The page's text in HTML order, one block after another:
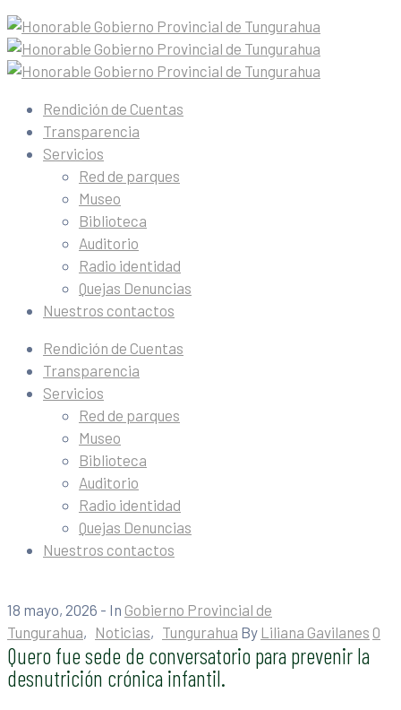
Rendición de Cuentas
Transparencia
Servicios
Red de parques
Museo
Biblioteca
Auditorio
Radio identidad
Quejas Denuncias
Nuestros contactos
Rendición de Cuentas
Transparencia
Servicios
Red de parques
Museo
Biblioteca
Auditorio
Radio identidad
Quejas Denuncias
Nuestros contactos
18 mayo, 2026 - In Gobierno Provincial de
Tungurahua‚ Noticias‚ Tungurahua By Liliana Gavilanes 0
Quero fue sede de conversatorio para prevenir la
desnutrición crónica infantil.